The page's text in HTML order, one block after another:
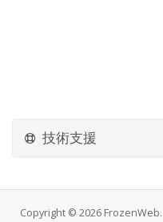
技術支援
Copyright © 2026